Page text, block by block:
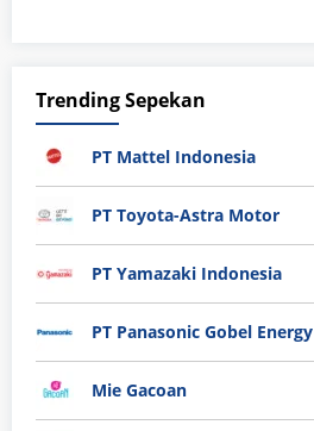
Trending Sepekan
PT Mattel Indonesia
PT Toyota-Astra Motor
PT Yamazaki Indonesia
PT Panasonic Gobel Energy
Mie Gacoan